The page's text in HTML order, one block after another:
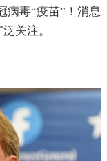
病毒“疫苗”！消息
关注。